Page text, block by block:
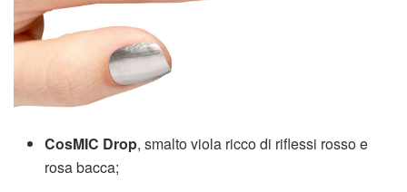
CosMIC Drop, smalto viola ricco di riflessi rosso e
rosa bacca;